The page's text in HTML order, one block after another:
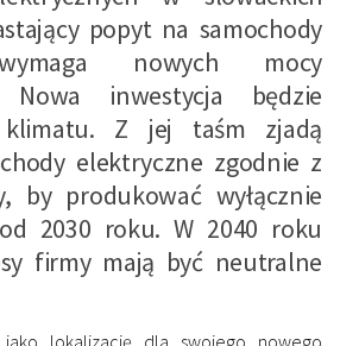
popyt na samochody
nowych mocy
Nowa inwestycja będzie
Z jej taśm zjadą
elektryczne zgodnie z
by produkować wyłącznie
2030 roku. W 2040 roku
firmy mają być neutralne
jako lokalizację dla swojego nowego